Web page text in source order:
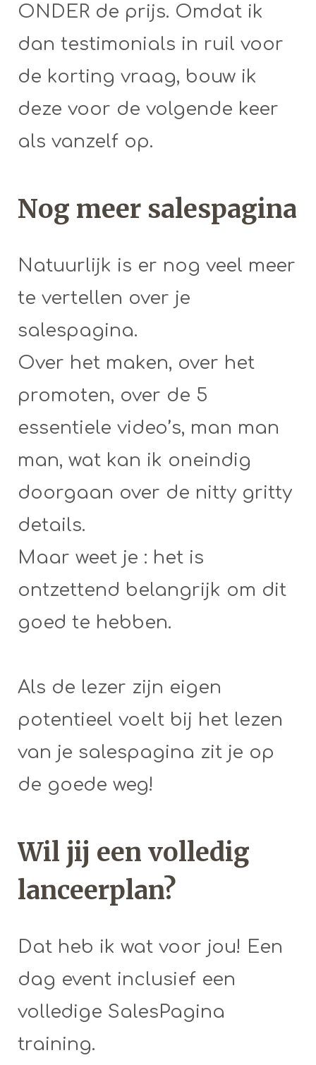
ONDER de prijs. Omdat ik
dan testimonials in ruil voor
de korting vraag, bouw ik
deze voor de volgende keer
als vanzelf op.
Nog meer salespagina
Natuurlijk is er nog veel meer
te vertellen over je
salespagina.
Over het maken, over het
promoten, over de 5
essentiele video’s, man man
man, wat kan ik oneindig
doorgaan over de nitty gritty
details.
Maar weet je : het is
ontzettend belangrijk om dit
goed te hebben.
Als de lezer zijn eigen
potentieel voelt bij het lezen
van je salespagina zit je op
de goede weg!
Wil jij een volledig
lanceerplan?
Dat heb ik wat voor jou! Een
dag event inclusief een
volledige SalesPagina
training.